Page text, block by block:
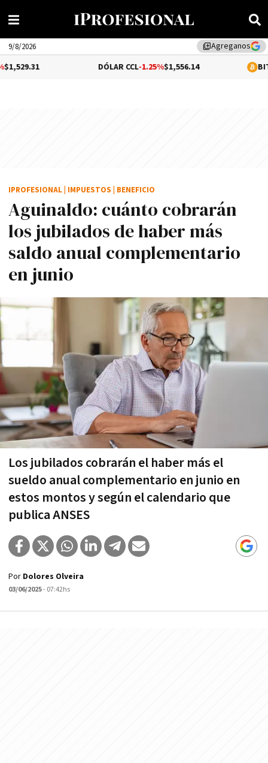
library_addAgreganos
9/8/2026
-1.25%$1,556.14 0.05%
Aguinaldo: cuánto cobrarán
los jubilados de haber más
saldo anual complementario
en junio
Los jubilados cobrarán el haber más el
sueldo anual complementario en junio en
estos montos y según el calendario que
publica ANSES
IPROFESIONAL IMPUESTOS BENEFICIO
Por Dolores Olveira
03/06/2025- 07:42hs